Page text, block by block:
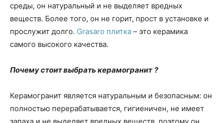
среды, он натуральный и не выделяет вредных
веществ. Более того, он не горит, прост в установке и
прослужит долго. Grasaro плитка – это керамика
самого высокого качества.
Почему стоит выбрать керамогранит ?
Керамогранит является натуральным и безопасным: он
полностью перерабатывается, гигиеничен, не имеет